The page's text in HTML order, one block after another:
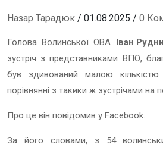
Назар Тарадюк / 01.08.2025 / 0
Голова Волинської ОВА Іван
зустріч з представниками ВПО,
був здивований малою
порівнянні з такики ж зустрічами на
Про це він повідомив у Facebook.
За його словами, з 54